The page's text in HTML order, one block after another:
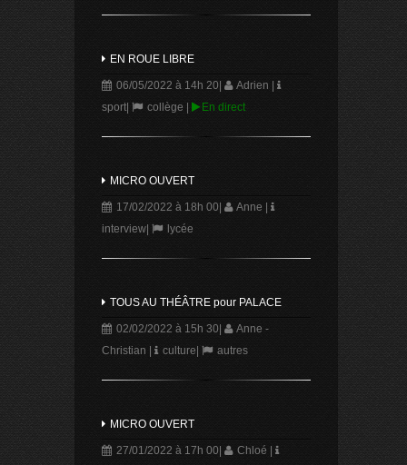
EN ROUE LIBRE
06/05/2022 à 14h 20 Adrien
sport| collège En direct
MICRO OUVERT
17/02/2022 à 18h 00 Anne
interview| lycée
TOUS AU THÉÂTRE pour PALACE
02/02/2022 à 15h 30
Anne -
Christian
culture autres
MICRO OUVERT
27/01/2022 à 17h 00 Chloé